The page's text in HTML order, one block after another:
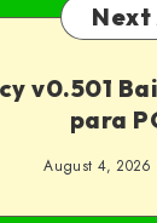
v0.501
para
August 4, 2026